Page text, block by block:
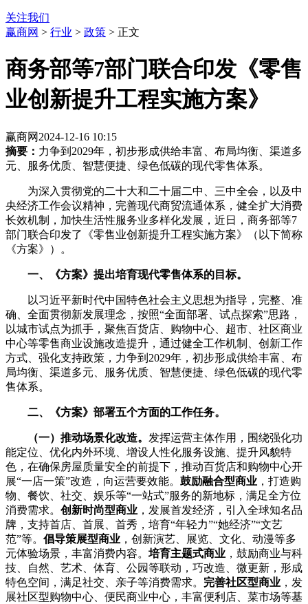
关注我们
赢商网 > 行业 > 政策 > 正文
商务部等7部门联合印发《零售
业创新提升工程实施方案》
赢商网 2024-12-16 10:15
摘要： 力争到2029年，初步形成供给丰富、布局均衡、渠道多
元、服务优质、智慧便捷、绿色低碳的现代零售体系。
为深入贯彻党的二十大和二十届二中、三中全会，以及中
央经济工作会议精神，完善现代商贸流通体系，健全扩大消费
长效机制，加快生活性服务业多样化发展，近日，商务部等7
部门联合印发了《零售业创新提升工程实施方案》（以下简称
《方案》）。
一、《方案》提出培育现代零售体系的目标。
以习近平新时代中国特色社会主义思想为指导，完整、准
确、全面贯彻新发展理念，按照“全面部署、试点探索”思路，
以城市试点为抓手，聚焦百货店、购物中心、超市、社区商业
中心等零售商业设施改造提升，通过健全工作机制、创新工作
方式、强化支持政策，力争到2029年，初步形成供给丰富、布
局均衡、渠道多元、服务优质、智慧便捷、绿色低碳的现代零
售体系。
二、《方案》部署五个方面的工作任务。
（一）推动场景化改造。 发挥运营主体作用，围绕强化功
能定位、优化内外环境、增设人性化服务设施、提升风貌特
色，在确保房屋质量安全的前提下，推动百货店和购物中心开
展“一店一策”改造，向运营要效能。 鼓励融合型商业 ，打造购
物、餐饮、社交、娱乐等“一站式”服务的新地标，满足全方位
消费需求。 创新时尚型商业 ，发展首发经济，引入全球知名品
牌，支持首店、首展、首秀，培育“年轻力”“她经济”“文艺
范”等。 倡导策展型商业 ，创新演艺、展览、文化、动漫等多
元体验场景，丰富消费内容。 培育主题式商业 ，鼓励商业与科
技、自然、艺术、体育、公园等联动，巧改造、微更新，形成
特色空间，满足社交、亲子等消费需求。 完善社区型商业 ，发
展社区型购物中心、便民商业中心，丰富便利店、菜市场等基